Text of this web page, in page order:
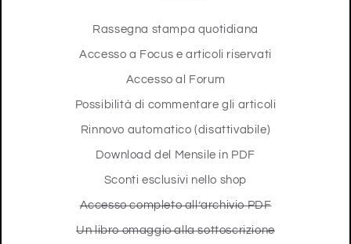
Rassegna stampa quotidiana
Accesso a Focus e articoli riservati
Accesso al Forum
Possibilità di commentare gli articoli
Rinnovo automatico (disattivabile)
Download del Mensile in PDF
Sconti esclusivi nello shop
Accesso completo all’archivio PDF
Un libro omaggio alla sottoscrizione